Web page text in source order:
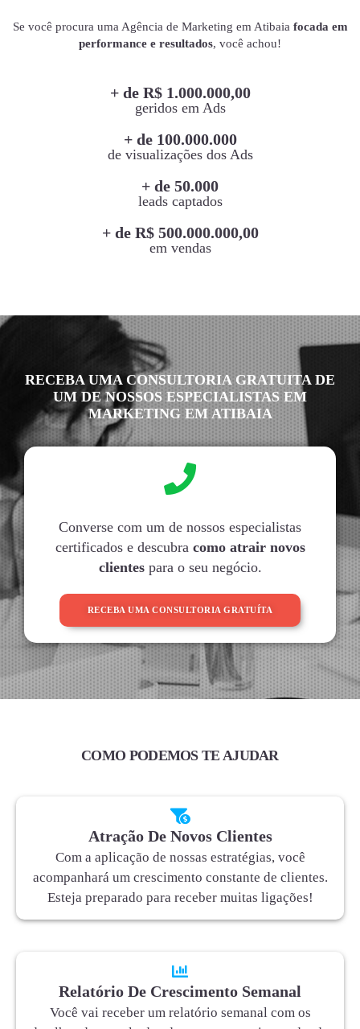
Se você procura uma Agência de Marketing em Atibaia focada em
performance e resultados, você achou!
+ de R$ 1.000.000,00
geridos em Ads
+ de 100.000.000
de visualizações dos Ads
+ de 50.000
leads captados
+ de R$ 500.000.000,00
em vendas
RECEBA UMA CONSULTORIA GRATUITA DE
UM DE NOSSOS ESPECIALISTAS EM
MARKETING EM ATIBAIA
Converse com um de nossos especialistas
certificados e descubra como atrair novos
clientespara o seu negócio.
RECEBA UMA CONSULTORIA GRATUÍTA
COMO PODEMOS TE AJUDAR
Atração De Novos Clientes
Com a aplicação de nossas estratégias, você
acompanhará um crescimento constante de clientes.
Esteja preparado para receber muitas ligações!
Relatório De Crescimento Semanal
Você vai receber um relatório semanal com os